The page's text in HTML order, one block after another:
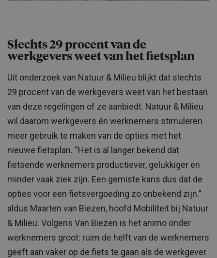
Slechts 29 procent van de
werkgevers weet van het fietsplan
Uit onderzoek van Natuur & Milieu blijkt dat slechts
29 procent van de werkgevers weet van het bestaan
van deze regelingen of ze aanbiedt. Natuur & Milieu
wil daarom werkgevers én werknemers stimuleren
meer gebruik te maken van de opties met het
nieuwe fietsplan. “Het is al langer bekend dat
fietsende werknemers productiever, gelukkiger en
minder vaak ziek zijn. Een gemiste kans dus dat de
opties voor een fietsvergoeding zo onbekend zijn.”
aldus Maarten van Biezen, hoofd Mobiliteit bij Natuur
& Milieu. Volgens Van Biezen is het animo onder
werknemers groot: ruim de helft van de werknemers
geeft aan vaker op de fiets te gaan als de werkgever